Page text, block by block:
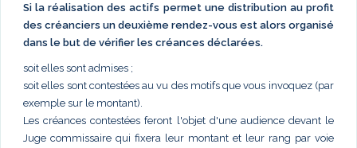
Si la réalisation des actifs permet une distribution au profit
des créanciers un deuxième rendez-vous est alors organisé
dans le but de vérifier les créances déclarées.
soit elles sont admises ;
soit elles sont contestées au vu des motifs que vous invoquez (par
exemple sur le montant).
Les créances contestées feront l'objet d'une audience devant le
Juge commissaire qui fixera leur montant et leur rang par voie